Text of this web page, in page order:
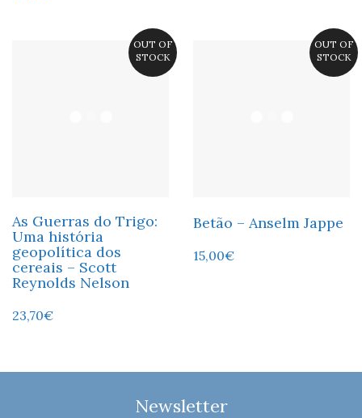
OUT OF
STOCK
As Guerras do Trigo:
Uma história
geopolítica dos
cereais – Scott
Reynolds Nelson
23,70€
OUT OF
STOCK
Betão – Anselm Jappe
15,00€
Newsletter